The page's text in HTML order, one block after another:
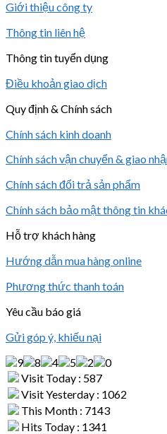
Giới thiệu công ty
Thông tin liên hệ
Thông tin tuyển dụng
Điều khoản giao dịch
Quy định & Chính sách
Chính sách kinh doanh
Chính sách vận chuyển & giao
Chính sách đổi trả sản phẩm
Chính sách bảo mật thông tin
Hỗ trợ khách hàng
Hướng dẫn mua hàng online
Phương thức thanh toán
Yêu cầu báo giá
Gửi góp ý, khiếu nại
Visit Today : 587
Visit Yesterday : 1062
This Month : 7143
Hits Today : 1341